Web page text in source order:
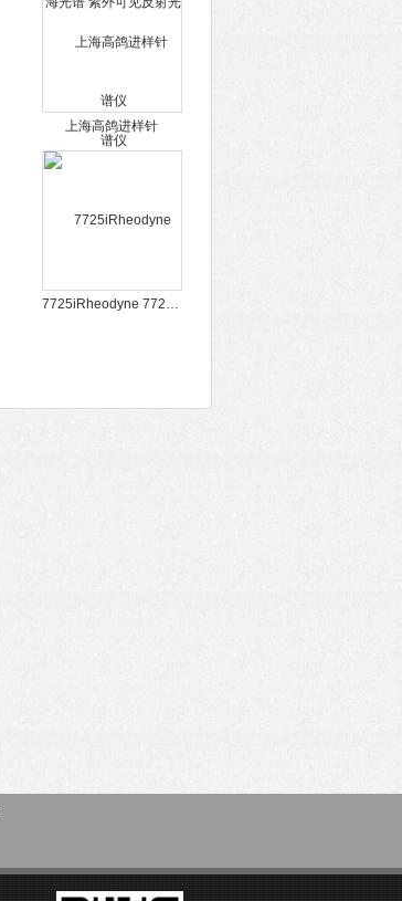
上海高鸽进样针
7725iRheodyne 7725i 手动进样阀 定量环